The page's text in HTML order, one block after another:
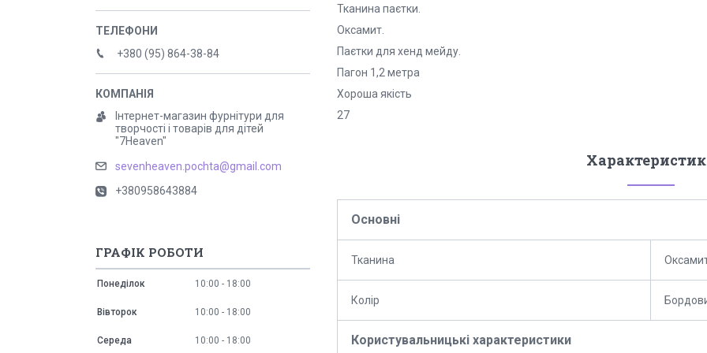
Тканина паєтки.
Оксамит.
Паєтки для хенд мейду.
Пагон 1,2 метра
Хороша якість
27
Основні
Тканина
Колір
Користувальницькі характеристики
+380 (95) 864-38-84
Інтернет-магазин фурнітури для
творчості і товарів для дітей
"7Heaven"
sevenheaven.pochta@gmail.com
+380958643884
ГРАФІК РОБОТИ
Понеділок 10:00 18:00
Вівторок 10:00 18:00
Середа 10:00 18:00